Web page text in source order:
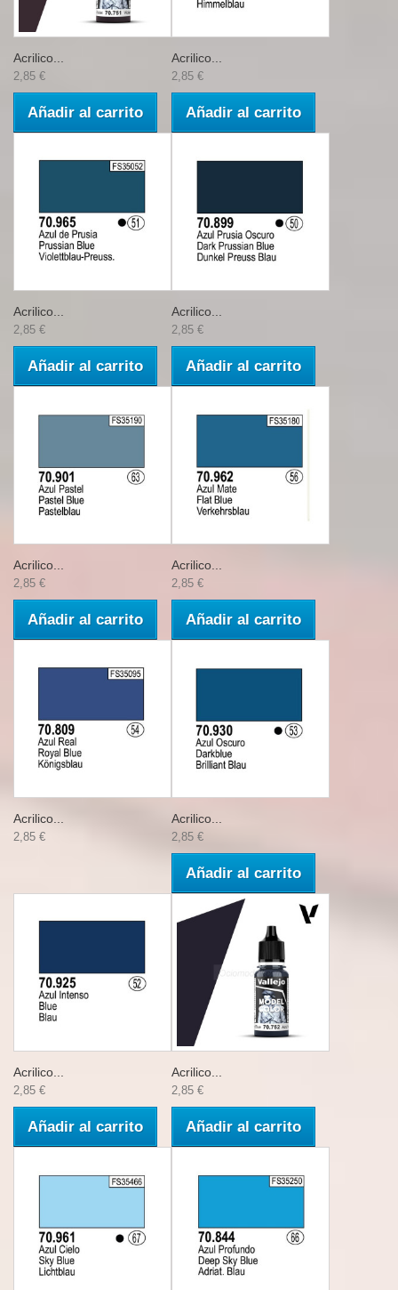
Acrilico...
2,85 €
Añadir al carrito
Acrilico...
2,85 €
Añadir al carrito
Acrilico...
2,85 €
Añadir al carrito
Acrilico...
2,85 €
Añadir al carrito
Acrilico...
2,85 €
Añadir al carrito
Acrilico...
2,85 €
Añadir al carrito
Acrilico...
2,85 €
Acrilico...
2,85 €
Añadir al carrito
Acrilico...
2,85 €
Añadir al carrito
Acrilico...
2,85 €
Añadir al carrito